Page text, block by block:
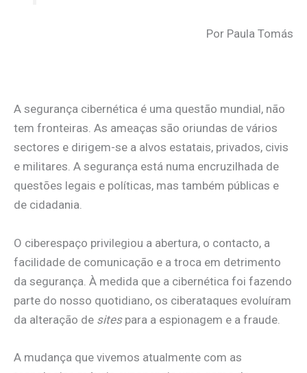
Por Paula Tomás
A segurança cibernética é uma questão mundial, não
tem fronteiras. As ameaças são oriundas de vários
sectores e dirigem-se a alvos estatais, privados, civis
e militares. A segurança está numa encruzilhada de
questões legais e políticas, mas também públicas e
de cidadania.
O ciberespaço privilegiou a abertura, o contacto, a
facilidade de comunicação e a troca em detrimento
da segurança. À medida que a cibernética foi fazendo
parte do nosso quotidiano, os ciberataques evoluíram
da alteração de sitespara a espionagem e a fraude.
A mudança que vivemos atualmente com as